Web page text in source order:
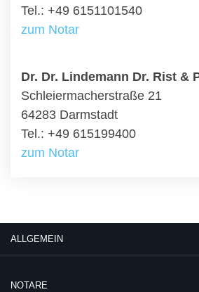
Tel.: +49 6151101540
zum Notar
Dr. Dr. Lindemann Dr. Rist &
Schleiermacherstraße 21
64283 Darmstadt
Tel.: +49 615199400
zum Notar
ALLGEMEIN
NOTARE